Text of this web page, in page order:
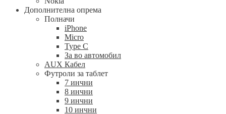
Дополнителна опрема
Полначи
iPhone
Micro
Type C
За во автомобил
AUX Кабел
Футроли за таблет
7 инчни
8 инчни
9 инчни
10 инчни